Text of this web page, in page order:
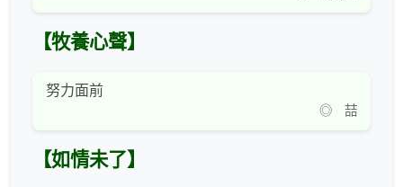
【牧養心聲】
努力面前
◎ 喆
【如情未了】